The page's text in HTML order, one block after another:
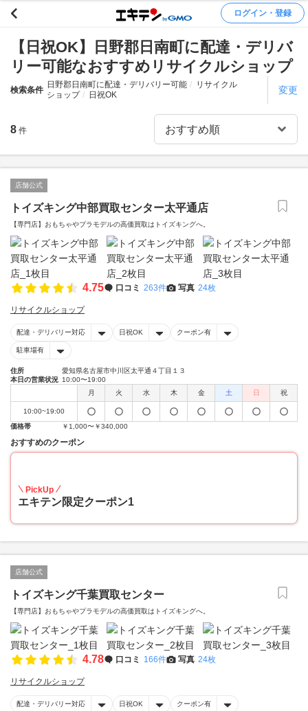
ログイン・登録
【日祝OK】日野郡日南町に配達・デリバ
リー可能なおすすめリサイクルショップ
検索条件
日野郡日南町に配達・デリバリー可能
リサイクル
ショップ
日祝OK 変更
8 件
店舗公式
トイズキング中部買取センター太平通店
【専門店】おもちゃやプラモデルの高価買取はトイズキングへ。‎
4.75 口コミ 263件 写真 24枚
リサイクルショップ
配達・デリバリー対応 日祝OK クーポン有
駐車場有
住所
愛知県名古屋市中川区太平通４丁目１３
本日の営業状況 10:00〜19:00
月
火 水 木 金 土 日 祝
10:00~19:00
価格帯
￥1,000〜￥340,000
おすすめのクーポン
PickUp
エキテン限定クーポン1
店舗公式
トイズキング千葉買取センター
【専門店】おもちゃやプラモデルの高価買取はトイズキングへ。‎
4.78 口コミ 166件 写真 24枚
リサイクルショップ
配達・デリバリー対応 日祝OK クーポン有